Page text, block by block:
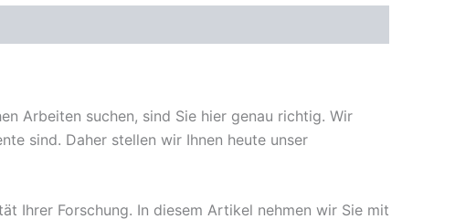
Arbeiten suchen, sind Sie hier genau richtig. Wir
sind. Daher stellen wir Ihnen heute unser
Ihrer Forschung. In diesem Artikel nehmen wir Sie mit